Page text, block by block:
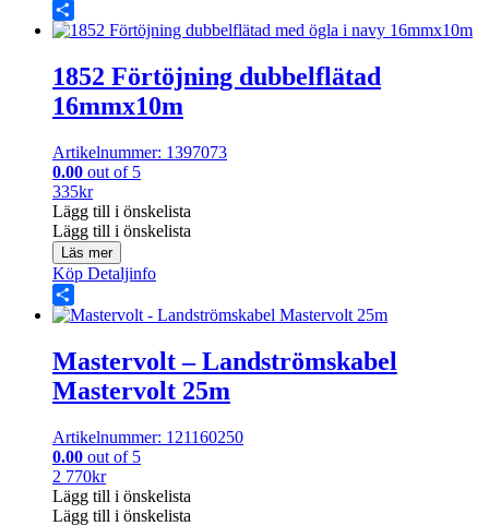
Share
1852 Förtöjning dubbelflätad
16mmx10m
Artikelnummer: 1397073
0.00 out of 5
335kr
Lägg till i önskelista
Lägg till i önskelista
Läs mer
Köp Detaljinfo
Share
Mastervolt – Landströmskabel
Mastervolt 25m
Artikelnummer: 121160250
0.00 out of 5
2 770kr
Lägg till i önskelista
Lägg till i önskelista